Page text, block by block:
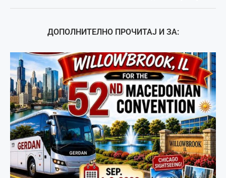
ДОПОЛНИТЕЛНО ПРОЧИТАЈ И ЗА: